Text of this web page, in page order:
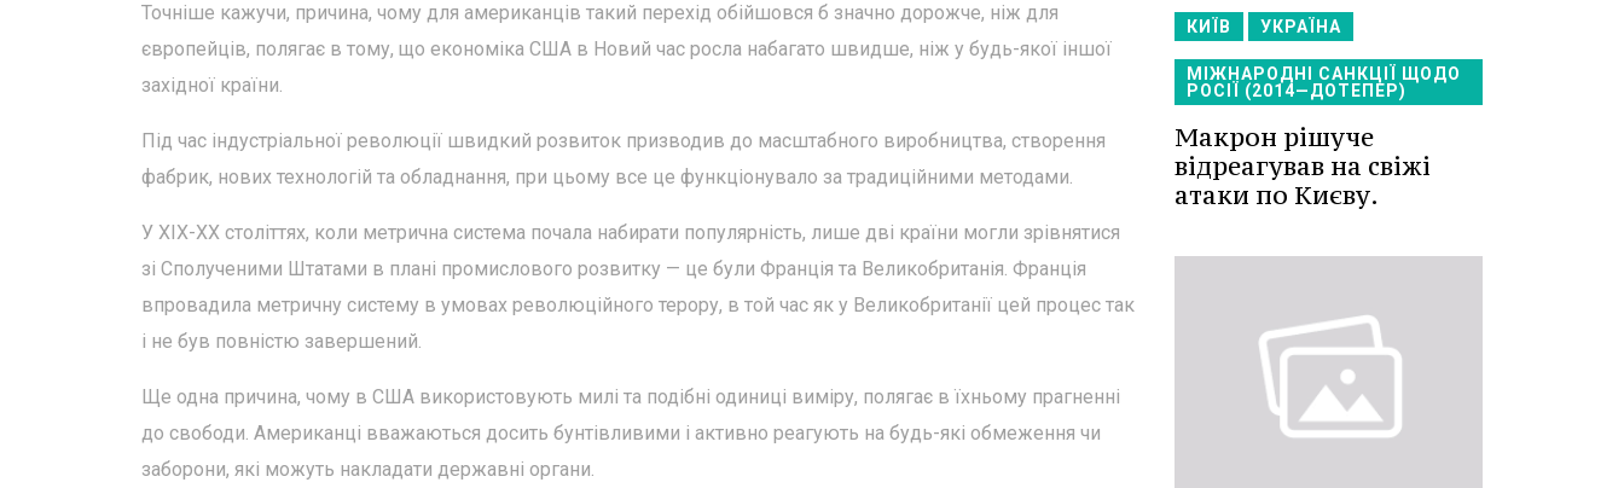
Точніше кажучи, причина, чому для американців такий перехід обійшовся б значно дорожче, ніж для
європейців, полягає в тому, що економіка США в Новий час росла набагато швидше, ніж у будь-якої іншої
західної країни.
Під час індустріальної революції швидкий розвиток призводив до масштабного виробництва, створення
фабрик, нових технологій та обладнання, при цьому все це функціонувало за традиційними методами.
У XIX-XX століттях, коли метрична система почала набирати популярність, лише дві країни могли зрівнятися
зі Сполученими Штатами в плані промислового розвитку — це були Франція та Великобританія. Франція
впровадила метричну систему в умовах революційного терору, в той час як у Великобританії цей процес так
і не був повністю завершений.
Ще одна причина, чому в США використовують милі та подібні одиниці виміру, полягає в їхньому прагненні
до свободи. Американці вважаються досить бунтівливими і активно реагують на будь-які обмеження чи
заборони, які можуть накладати державні органи.
КИЇВ УКРАЇНА
МІЖНАРОДНІ САНКЦІЇ ЩОДО
РОСІЇ (2014—ДОТЕПЕР)
Макрон рішуче
відреагував на свіжі
атаки по Києву.